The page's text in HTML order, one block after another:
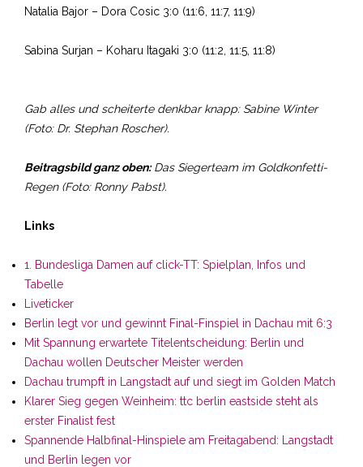
Natalia Bajor – Dora Cosic 3:0 (11:6, 11:7, 11:9)
Sabina Surjan – Koharu Itagaki 3:0 (11:2, 11:5, 11:8)
Gab alles und scheiterte denkbar knapp: Sabine Winter
(Foto: Dr. Stephan Roscher).
Beitragsbild ganz oben:Das Siegerteam im Goldkonfetti-
Regen (Foto: Ronny Pabst).
Links
1. Bundesliga Damen auf click-TT: Spielplan, Infos und
Tabelle
Liveticker
Berlin legt vor und gewinnt Final-Finspiel in Dachau mit 6:3
Mit Spannung erwartete Titelentscheidung: Berlin und
Dachau wollen Deutscher Meister werden
Dachau trumpft in Langstadt auf und siegt im Golden Match
Klarer Sieg gegen Weinheim: ttc berlin eastside steht als
erster Finalist fest
Spannende Halbfinal-Hinspiele am Freitagabend: Langstadt
und Berlin legen vor